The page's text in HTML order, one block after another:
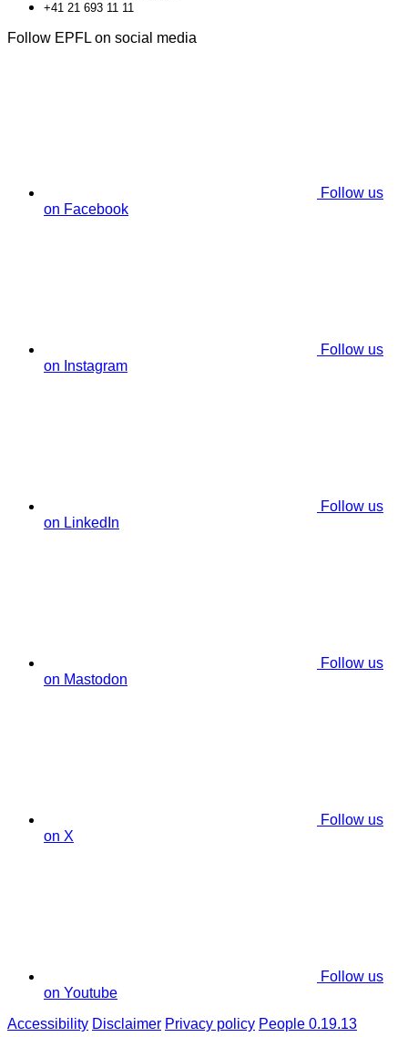
+41 21 693 11 11
Follow EPFL on social media
Follow us
on Facebook
Follow us
on Instagram
Follow us
on LinkedIn
Follow us
on Mastodon
Follow us
on X
Follow us
on Youtube
Accessibility Disclaimer Privacy policy People 0.19.13